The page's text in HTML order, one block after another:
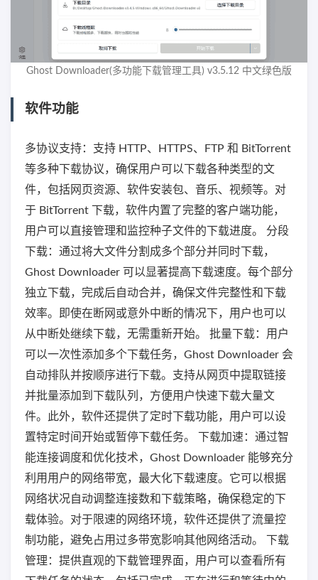
Ghost Downloader(多功能下载管理工具) v3.5.12 中文绿色版
软件功能
多协议支持：支持 HTTP、HTTPS、FTP 和 BitTorrent
等多种下载协议，确保用户可以下载各种类型的文
件，包括网页资源、软件安装包、音乐、视频等。对
于 BitTorrent 下载，软件内置了完整的客户端功能，
用户可以直接管理和监控种子文件的下载进度。 分段
下载：通过将大文件分割成多个部分并同时下载，
Ghost Downloader 可以显著提高下载速度。每个部分
独立下载，完成后自动合并，确保文件完整性和下载
效率。即使在断网或意外中断的情况下，用户也可以
从中断处继续下载，无需重新开始。 批量下载：用户
可以一次性添加多个下载任务，Ghost Downloader 会
自动排队并按顺序进行下载。支持从网页中提取链接
并批量添加到下载队列，方便用户快速下载大量文
件。此外，软件还提供了定时下载功能，用户可以设
置特定时间开始或暂停下载任务。 下载加速：通过智
能连接调度和优化技术，Ghost Downloader 能够充分
利用用户的网络带宽，最大化下载速度。它可以根据
网络状况自动调整连接数和下载策略，确保稳定的下
载体验。对于限速的网络环境，软件还提供了流量控
制功能，避免占用过多带宽影响其他网络活动。 下载
管理：提供直观的下载管理界面，用户可以查看所有